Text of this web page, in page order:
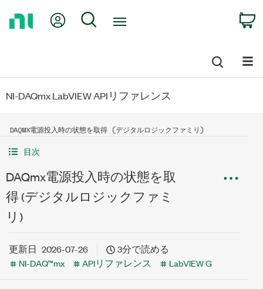
My Account
Search
NI-DAQmx LabVIEW APIリファレンス
DAQMX電源投入時の状態を取得 (デジタルロジックファミリ)
目次
DAQmx電源投入時の状態を取
得 (デジタルロジックファミ
リ)
更新日 2026-07-26
3分で読める
NI-DAQ™mx
APIリファレンス LabVIEW G